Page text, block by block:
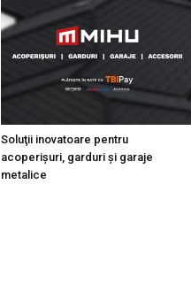
Soluţii inovatoare pentru
acoperişuri, garduri şi garaje
metalice